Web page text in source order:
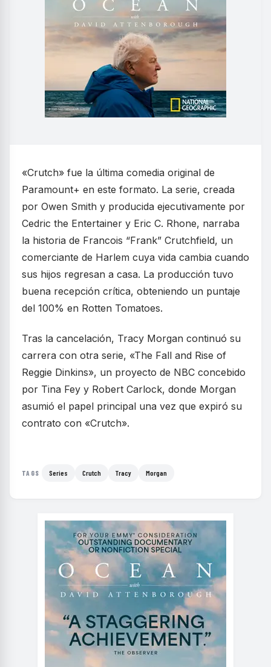
«Crutch» fue la última comedia original de
Paramount+ en este formato. La serie, creada
por Owen Smith y producida ejecutivamente por
Cedric the Entertainer y Eric C. Rhone, narraba
la historia de Francois “Frank” Crutchfield, un
comerciante de Harlem cuya vida cambia cuando
sus hijos regresan a casa. La producción tuvo
buena recepción crítica, obteniendo un puntaje
del 100% en Rotten Tomatoes.
Tras la cancelación, Tracy Morgan continuó su
carrera con otra serie, «The Fall and Rise of
Reggie Dinkins», un proyecto de NBC concebido
por Tina Fey y Robert Carlock, donde Morgan
asumió el papel principal una vez que expiró su
contrato con «Crutch».
TAGS Series Crutch Tracy Morgan